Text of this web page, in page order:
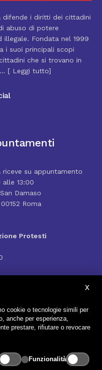
difende i diritti dei cittadini
abuso di potere
Fondata nel 1999
i suoi principali scopi
che si trovano in
[ Leggi tutto]
riceve su appuntamento
13:00
Damaso
Roma
Protesti
d'Italia
| Tutti i
x
cookie o tecnologie simili per
anche per esperienza,
prestare, rifiutare o revocare
Funzionalità